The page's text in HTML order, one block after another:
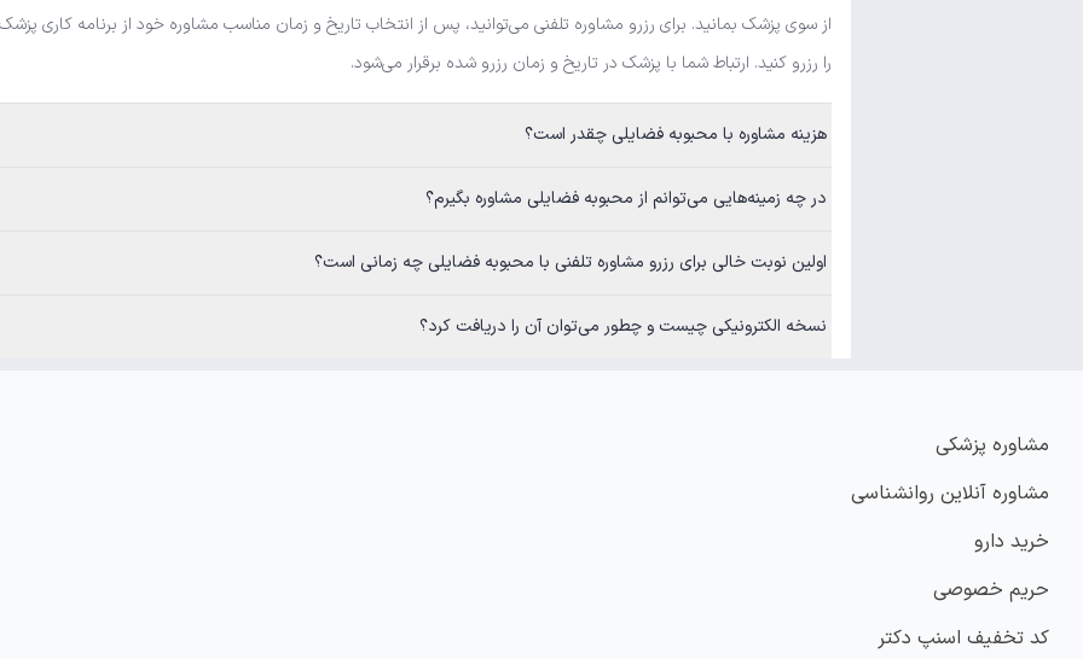
از سوی پزشک بمانید. برای رزرو مشاوره تلفنی می‌توانید، پس از انتخاب تاریخ و زمان مناسب مشاوره خود از برنامه کاری
را رزرو کنید. ارتباط شما با پزشک در تاریخ و زمان رزرو شده برقرار می‌شود.
هزینه مشاوره با محبوبه فضایلی چقدر است؟
در چه زمینه‌هایی می‌توانم از محبوبه فضایلی مشاوره بگیرم؟
اولین نوبت خالی برای رزرو مشاوره تلفنی با محبوبه فضایلی چه زمانی است؟
نسخه الکترونیکی چیست و چطور می‌توان آن را دریافت کرد؟
مشاوره پزشکی
مشاوره آنلاین روانشناسی
خرید دارو
حریم خصوصی
کد تخفیف اسنپ دکتر